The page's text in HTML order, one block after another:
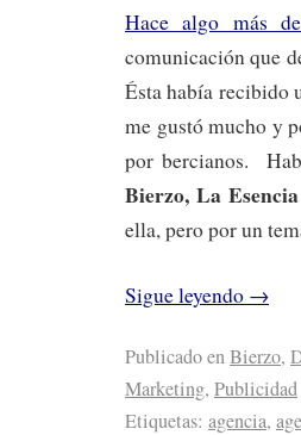
Hace algo más
comunicación que
Ésta había recibido
me gustó mucho y
por bercianos.
Bierzo, La
ella, pero por un
Sigue leyendo →
Publicado enBierzo,
Marketing, Publicidad
Etiquetas: agencia,